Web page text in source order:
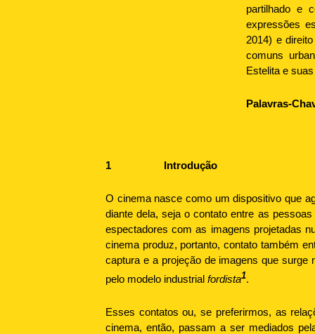
partilhado e
expressões
2014) e
comuns
Estelita e
Palavras-
1 Introdução
O cinema nasce como um dispositivo que
diante dela, seja o contato entre as
espectadores com as imagens projetadas
cinema produz, portanto, contato também
captura e a projeção de imagens que surge
pelo modelo industrial fordista1.
Esses contatos ou, se preferirmos, as
cinema, então, passam a ser mediados